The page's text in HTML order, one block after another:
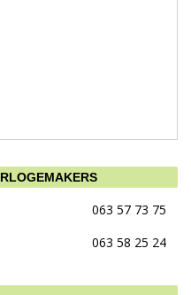
063 57 73 75
063 58 25 24